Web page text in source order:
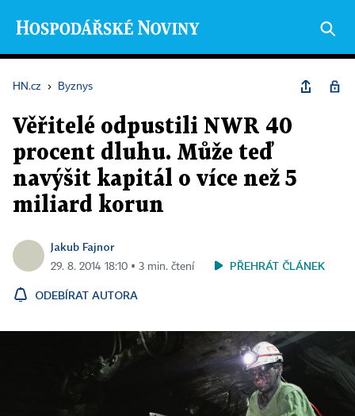
HN.cz › Byznys
Věřitelé odpustili NWR 40
procent dluhu. Může teď
navýšit kapitál o více než 5
miliard korun
Jakub Fajnor
29. 8. 2014 18:10 ▪ 3 min. čtení PŘEHRÁT ČLÁNEK
ODEBÍRAT AUTORA